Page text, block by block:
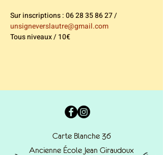
Sur inscriptions : 06 28 35 86 27 /
unsigneverslautre@gmail.com
Tous niveaux / 10€
Carte Blanche 36
Ancienne École Jean Giraudoux